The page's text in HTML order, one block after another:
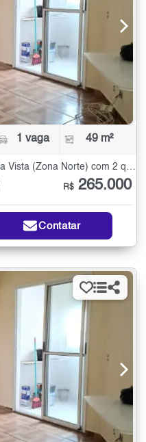
1 vaga 49 m²
Apartamento à Venda na Vila Bela Vista (Zona Norte) com 2 quartos - 49 m²
R$ 265.000
Contatar